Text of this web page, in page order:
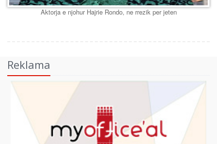
Aktorja e njohur Hajrie Rondo, ne rrezik per jeten
Reklama